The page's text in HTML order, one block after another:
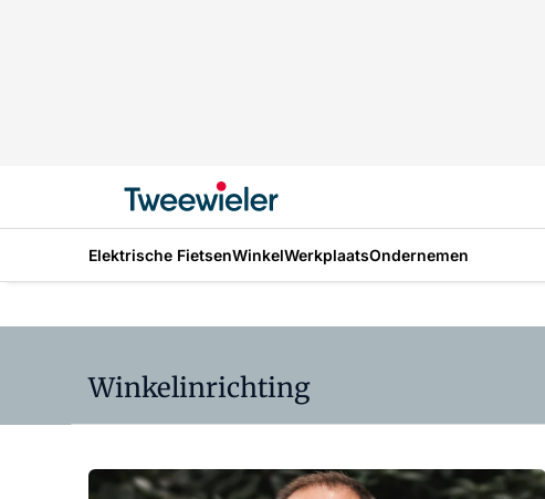
Elektrische FietsenWinkelWerkplaatsOndernemen
Winkelinrichting